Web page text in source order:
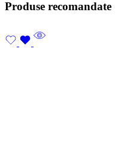
Produse recomandate